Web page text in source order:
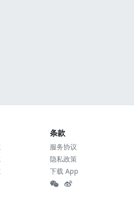
条款
服务协议
隐私政策
下载 App